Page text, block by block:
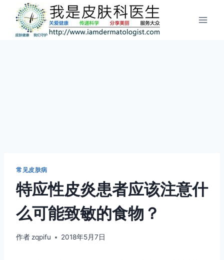
常见皮肤病
特应性皮炎患者应该注意什
么可能致敏的食物？
作者 zqpifu 2018年5月7日